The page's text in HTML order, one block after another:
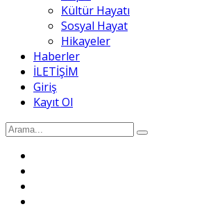
Kültür Hayatı
Sosyal Hayat
Hikayeler
Haberler
İLETİŞİM
Giriş
Kayıt Ol